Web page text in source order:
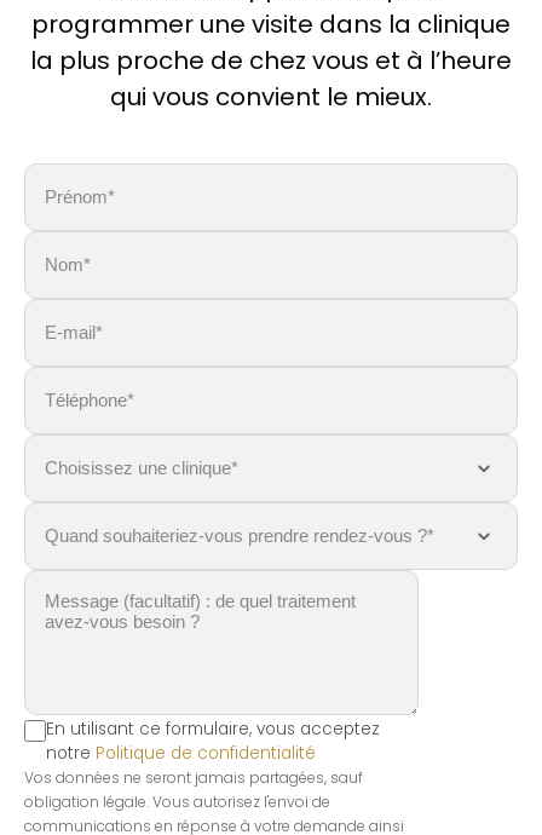
programmer une visite dans la clinique
la plus proche de chez vous et à l’heure
qui vous convient le mieux.
En utilisant ce formulaire, vous acceptez
notre Politique de confidentialité
Vos données ne seront jamais partagées, sauf
obligation légale. Vous autorisez l'envoi de
communications en réponse à votre demande ainsi